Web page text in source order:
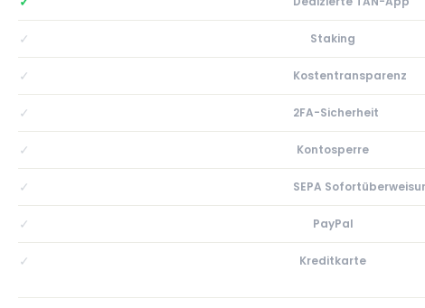
✓ Staking
✓ Kostentransparenz
✓ 2FA-Sicherheit
✓ Kontosperre
✓ SEPA
✓ PayPal
✓ Kreditkarte